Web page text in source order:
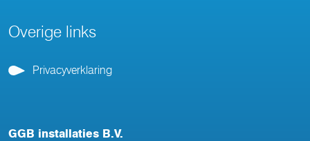
Overige links
Privacyverklaring
GGB installaties B.V.